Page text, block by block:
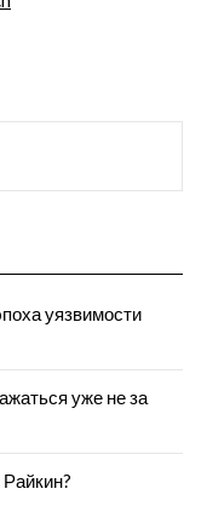
уязвимости
уже не за